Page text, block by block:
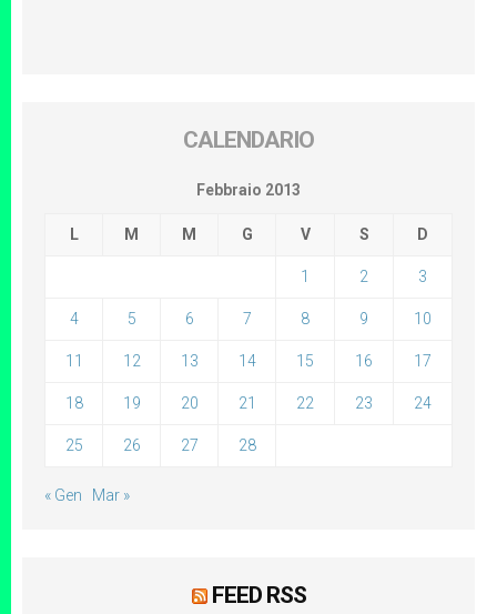
CALENDARIO
Febbraio 2013
L M M G V S D
1 2 3
4 5 6 7 8 9 10
11 12 13 14 15 16 17
18 19 20 21 22 23 24
25 26 27 28
« Gen Mar »
FEED RSS